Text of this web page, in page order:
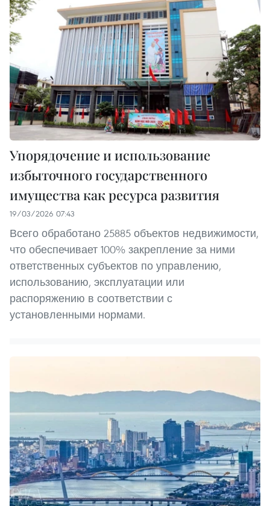
Упорядочение и использование
избыточного государственного
имущества как ресурса развития
19/03/2026 07:43
Всего обработано 25885 объектов недвижимости,
что обеспечивает 100% закрепление за ними
ответственных субъектов по управлению,
использованию, эксплуатации или
распоряжению в соответствии с
установленными нормами.